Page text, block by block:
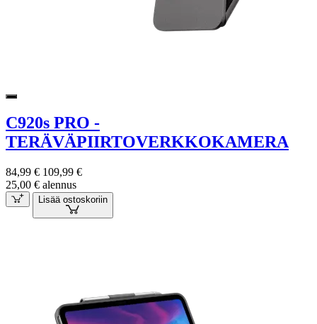
C920s PRO -
TERÄVÄPIIRTOVERKKOKAMERA
84,99 € 109,99 €
25,00 € alennus
Lisää ostoskoriin